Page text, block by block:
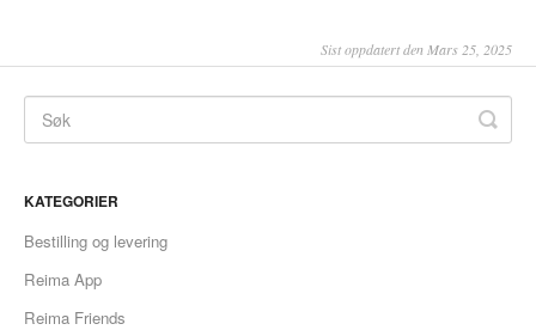
Sist oppdatert den Mars 25, 2025
KATEGORIER
Bestilling og levering
Reima App
Reima Friends